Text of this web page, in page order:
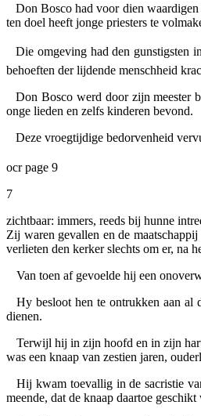
Don Bosco had voor dien
ten doel heeft jonge priesters te
Die omgeving had den gunstigsten
behoeften der lijdende menschheid
Don Bosco werd door zijn meester
onge lieden en zelfs kinderen bevond.
Deze vroegtijdige bedorvenheid
ocr page 9
7
zichtbaar: immers, reeds bij hunne
Zij waren gevallen en de
verlieten den kerker slechts om er, na
Van toen af gevoelde hij een
Hy besloot hen te ontrukken aan al
dienen.
Terwijl hij in zijn hoofd en in zijn
was een knaap van zestien jaren,
Hij kwam toevallig in de sacristie
meende, dat de knaap daartoe geschikt